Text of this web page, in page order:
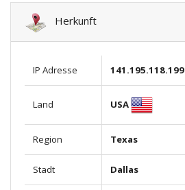
Herkunft
IP Adresse 141.195.118.199
Land USA
Region Texas
Stadt Dallas